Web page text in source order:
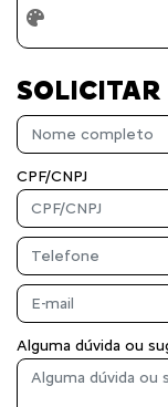
CPF/CNPJ
Alguma dúvida ou